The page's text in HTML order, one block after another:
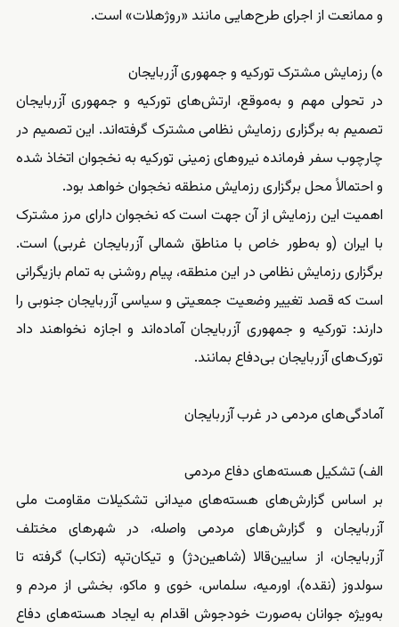
و ممانعت از اجرای طرح‌هایی مانند «روژهلات» است.
ه) رزمایش مشترک تورکیه و جمهوری آزربایجان
در تحولی مهم و به‌موقع، ارتش‌های تورکیه و جمهوری آزربایجان
تصمیم به برگزاری رزمایش نظامی مشترک گرفته‌اند. این تصمیم در
چارچوب سفر فرمانده نیروهای زمینی تورکیه به نخجوان اتخاذ شده
و احتمالاً محل برگزاری رزمایش منطقه نخجوان خواهد بود.
اهمیت این رزمایش از آن جهت است که نخجوان دارای مرز مشترک
با ایران (و به‌طور خاص با مناطق شمالی آزربایجان غربی) است.
برگزاری رزمایش نظامی در این منطقه، پیام روشنی به تمام بازیگرانی
است که قصد تغییر وضعیت جمعیتی و سیاسی آزربایجان جنوبی را
دارند: تورکیه و جمهوری آزربایجان آماده‌اند و اجازه نخواهند داد
تورک‌های آزربایجان بی‌دفاع بمانند.
آمادگی‌های مردمی در غرب آزربایجان
الف) تشکیل هسته‌های دفاع مردمی
بر اساس گزارش‌های هسته‌های میدانی تشکیلات مقاومت ملی
آزربایجان و گزارش‌های مردمی واصله، در شهرهای مختلف
آزربایجان، از سایین‌قالا (شاهین‌دژ) و تیکان‌تپه (تکاب) گرفته تا
سولدوز (نقده)، اورمیه، سلماس، خوی و ماکو، بخشی از مردم و
به‌ویژه جوانان به‌صورت خودجوش اقدام به ایجاد هسته‌های دفاع